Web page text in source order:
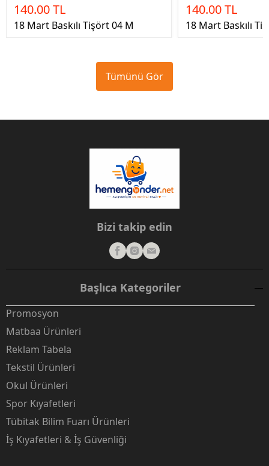
140.00 TL
18 Mart Baskılı Tişört 04 M
140.00 TL
18 Mart Baskılı
Tümünü Gör
Bizi takip edin
Başlıca Kategoriler
Promosyon
Matbaa Ürünleri
Reklam Tabela
Tekstil Ürünleri
Okul Ürünleri
Spor Kıyafetleri
Tübitak Bilim Fuarı Ürünleri
İş Kıyafetleri & İş Güvenliği